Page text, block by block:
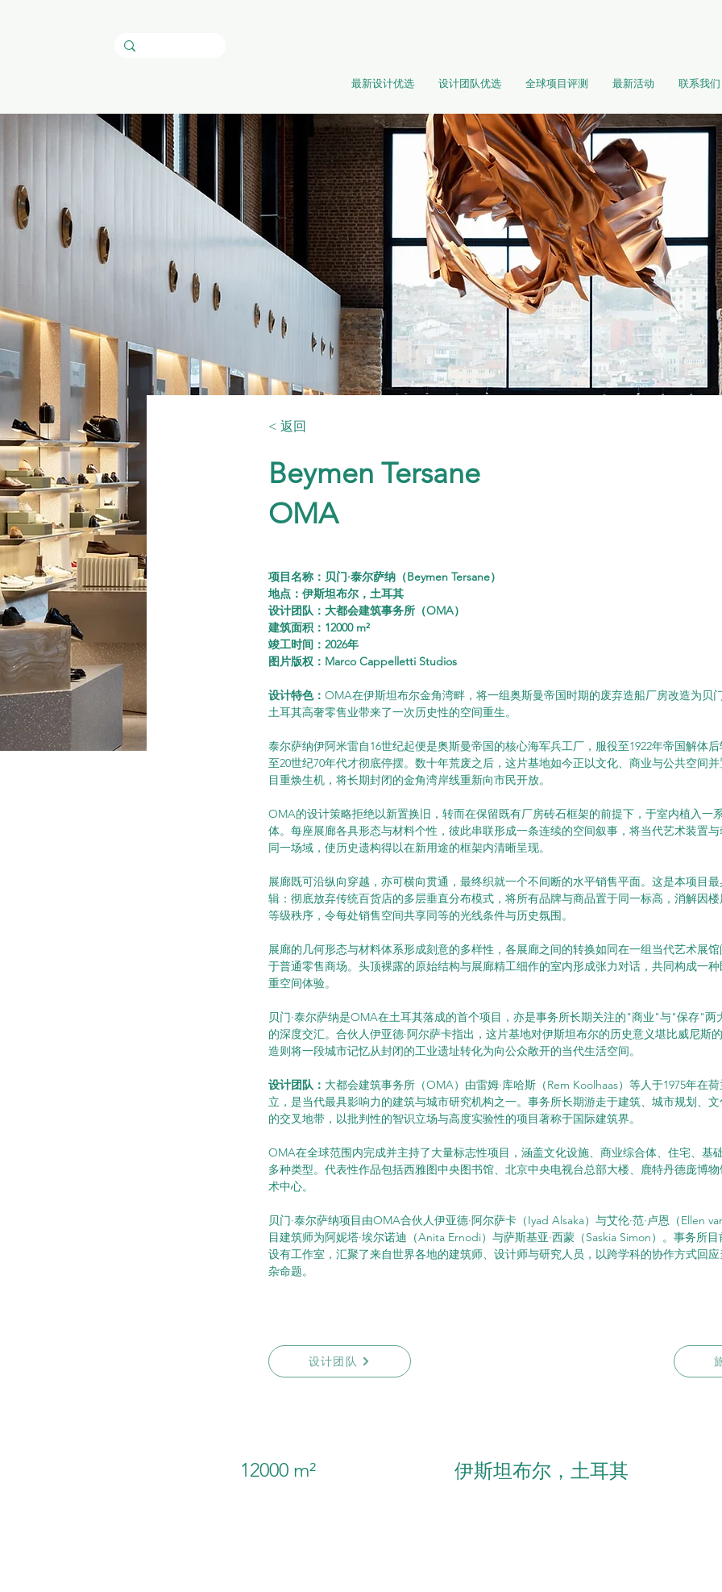
最新设计优选 设计团队优选 全球项目评测 最新活动 联系我们
< 返回
Beymen Tersane
OMA
项目名称：贝门·泰尔萨纳（Beymen Tersane）
地点：伊斯坦布尔，土耳其
设计团队：大都会建筑事务所（OMA）
建筑面积：12000 m²
竣工时间：2026年
图片版权：Marco Cappelletti Studios
设计特色： OMA在伊斯坦布尔金角湾畔，将一组奥斯曼帝国时期的废弃造船厂房改造为贝
土耳其高奢零售业带来了一次历史性的空间重生。
泰尔萨纳伊阿米雷自16世纪起便是奥斯曼帝国的核心海军兵工厂，服役至1922年帝国解体
至20世纪70年代才彻底停摆。数十年荒废之后，这片基地如今正以文化、商业与公共空间
目重焕生机，将长期封闭的金角湾岸线重新向市民开放。
OMA的设计策略拒绝以新置换旧，转而在保留既有厂房砖石框架的前提下，于室内植入一
体。每座展廊各具形态与材料个性，彼此串联形成一条连续的空间叙事，将当代艺术装置
同一场域，使历史遗构得以在新用途的框架内清晰呈现。
展廊既可沿纵向穿越，亦可横向贯通，最终织就一个不间断的水平销售平面。这是本项目
辑：彻底放弃传统百货店的多层垂直分布模式，将所有品牌与商品置于同一标高，消解因
等级秩序，令每处销售空间共享同等的光线条件与历史氛围。
展廊的几何形态与材料体系形成刻意的多样性，各展廊之间的转换如同在一组当代艺术展
于普通零售商场。头顶裸露的原始结构与展廊精工细作的室内形成张力对话，共同构成一
重空间体验。
贝门·泰尔萨纳是OMA在土耳其落成的首个项目，亦是事务所长期关注的"商业"与"保存"两
的深度交汇。合伙人伊亚德·阿尔萨卡指出，这片基地对伊斯坦布尔的历史意义堪比威尼斯
造则将一段城市记忆从封闭的工业遗址转化为向公众敞开的当代生活空间。
设计团队： 大都会建筑事务所（OMA）由雷姆·库哈斯（Rem Koolhaas）等人于1975年在
立，是当代最具影响力的建筑与城市研究机构之一。事务所长期游走于建筑、城市规划、
的交叉地带，以批判性的智识立场与高度实验性的项目著称于国际建筑界。
OMA在全球范围内完成并主持了大量标志性项目，涵盖文化设施、商业综合体、住宅、基
多种类型。代表性作品包括西雅图中央图书馆、北京中央电视台总部大楼、鹿特丹德庞博
术中心。
贝门·泰尔萨纳项目由OMA合伙人伊亚德·阿尔萨卡（Iyad Alsaka）与艾伦·范·卢恩（Ellen
目建筑师为阿妮塔·埃尔诺迪（Anita Ernodi）与萨斯基亚·西蒙（Saskia Simon）。事务所
设有工作室，汇聚了来自世界各地的建筑师、设计师与研究人员，以跨学科的协作方式回
杂命题。
设计团队
12000 m² 伊斯坦布尔，土耳其